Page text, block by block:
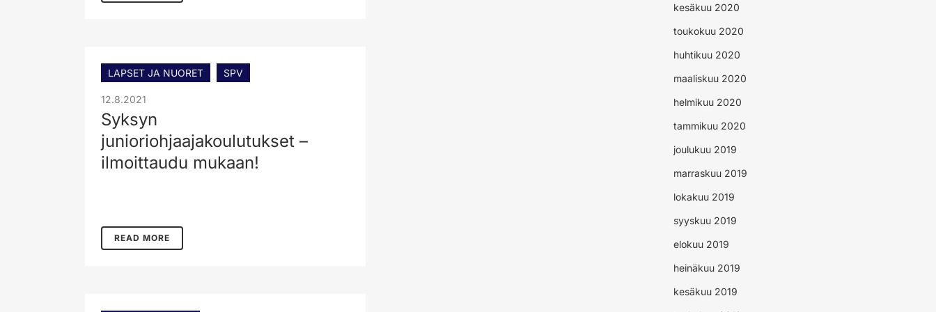
LAPSET JA NUORET SPV
12.8.2021
Syksyn
junioriohjaajakoulutukset –
ilmoittaudu mukaan!
READ MORE
kesäkuu 2020
toukokuu 2020
huhtikuu 2020
maaliskuu 2020
helmikuu 2020
tammikuu 2020
joulukuu 2019
marraskuu 2019
lokakuu 2019
syyskuu 2019
elokuu 2019
heinäkuu 2019
kesäkuu 2019